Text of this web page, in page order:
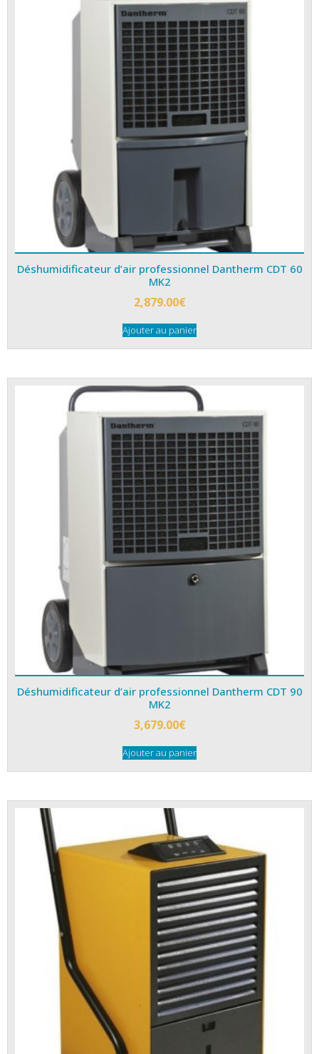
Déshumidificateur d’air professionnel Dantherm CDT 60
MK2
2,879.00€
Ajouter au panier
Déshumidificateur d’air professionnel Dantherm CDT 90
MK2
3,679.00€
Ajouter au panier